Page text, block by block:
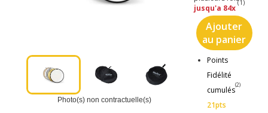
Photo(s) non contractuelle(s)
jusqu'a 84x
(1)
Ajouter
au panier
Points
Fidélité
cumulés
(2)
21pts